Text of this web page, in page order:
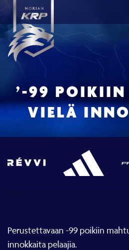
’-99 POIKIIN
VIELÄ
Perustettavaan -99 poikiin
innokkaita pelaajia.